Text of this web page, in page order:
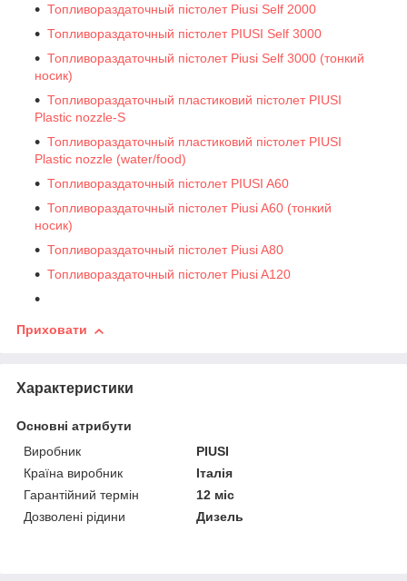
Топливораздаточный пістолет Piusi Self 2000
Топливораздаточный пістолет PIUSI Self 3000
Топливораздаточный пістолет Piusi Self 3000 (тонкий
носик)
Топливораздаточный пластиковий пістолет PIUSI
Plastic nozzle-S
Топливораздаточный пластиковий пістолет PIUSI
Plastic nozzle (water/food)
Топливораздаточный пістолет PIUSI A60
Топливораздаточный пістолет Piusi A60 (тонкий
носик)
Топливораздаточный пістолет Piusi A80
Топливораздаточный пістолет Piusi A120
Приховати
Характеристики
Основні атрибути
Виробник
PIUSI
Країна виробник
Італія
Гарантійний термін
12 міс
Дозволені рідини
Дизель